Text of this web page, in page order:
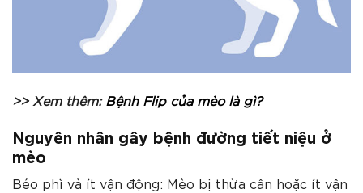
>> Xem thêm: Bệnh Flip của mèo là gì?
Nguyên nhân gây bệnh đường tiết niệu ở
mèo
Béo phì và ít vận động: Mèo bị thừa cân hoặc ít vận